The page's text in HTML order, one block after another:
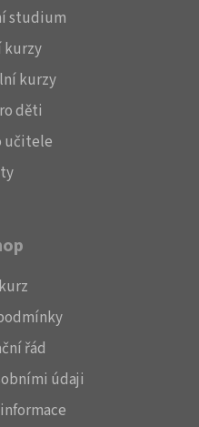
studium
kurzy
kurzy
děti
učitele
řád
údaji